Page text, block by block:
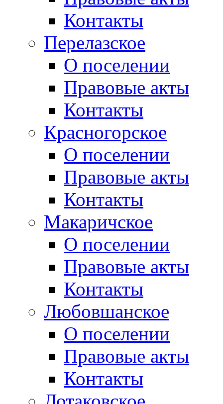
Контакты
Перелазское
О поселении
Правовые акты
Контакты
Красногорское
О поселении
Правовые акты
Контакты
Макаричское
О поселении
Правовые акты
Контакты
Любовшанское
О поселении
Правовые акты
Контакты